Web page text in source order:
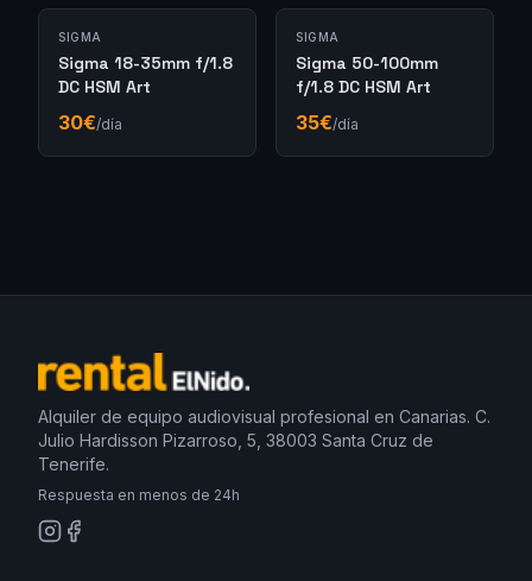
SIGMA
Sigma 18-35mm f/1.8
DC HSM Art
30€/día
SIGMA
Sigma 50-100mm
f/1.8 DC HSM Art
35€/día
Alquiler de equipo audiovisual profesional en Canarias. C.
Julio Hardisson Pizarroso, 5, 38003 Santa Cruz de
Tenerife.
Respuesta en menos de 24h